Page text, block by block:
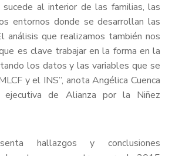
al interior de las familias, las
entornos donde se desarrollan las
análisis que realizamos también nos
es clave trabajar en la forma en la
los datos y las variables que se
y el INS”, anota Angélica Cuenca
ejecutiva de Alianza por la Niñez
hallazgos y conclusiones